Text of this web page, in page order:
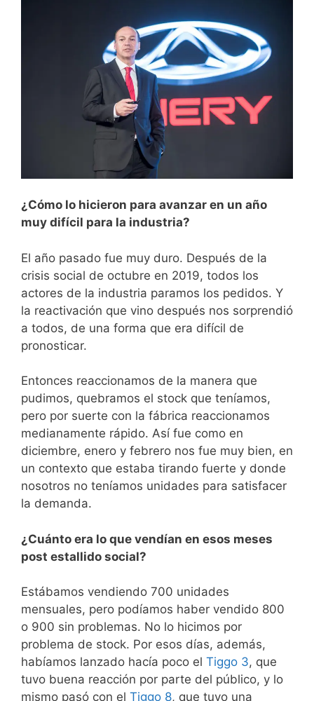
¿Cómo lo hicieron para avanzar en un año
muy difícil para la industria?
El año pasado fue muy duro. Después de la
crisis social de octubre en 2019, todos los
actores de la industria paramos los pedidos. Y
la reactivación que vino después nos sorprendió
a todos, de una forma que era difícil de
pronosticar.
Entonces reaccionamos de la manera que
pudimos, quebramos el stock que teníamos,
pero por suerte con la fábrica reaccionamos
medianamente rápido. Así fue como en
diciembre, enero y febrero nos fue muy bien, en
un contexto que estaba tirando fuerte y donde
nosotros no teníamos unidades para satisfacer
la demanda.
¿Cuánto era lo que vendían en esos meses
post estallido social?
Estábamos vendiendo 700 unidades
mensuales, pero podíamos haber vendido 800
o 900 sin problemas. No lo hicimos por
problema de stock. Por esos días, además,
habíamos lanzado hacía poco el Tiggo 3, que
tuvo buena reacción por parte del público, y lo
mismo pasó con el Tiggo 8, que tuvo una